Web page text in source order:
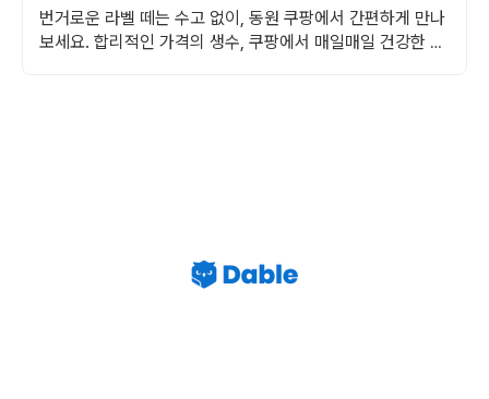
번거로운 라벨 떼는 수고 없이, 동원 쿠팡에서 간편하게 만나
보세요. 합리적인 가격의 생수, 쿠팡에서 매일매일 건강한 물